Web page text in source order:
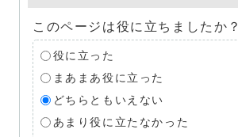
このページは役に立ちましたか？
役に立った
まあまあ役に立った
どちらともいえない
あまり役に立たなかった